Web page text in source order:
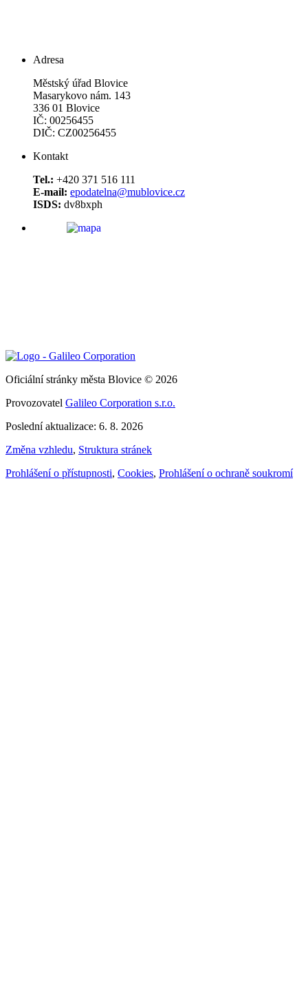
Adresa
Městský úřad Blovice
Masarykovo nám. 143
336 01 Blovice
IČ: 00256455
DIČ: CZ00256455
Kontakt
Tel.: +420 371 516 111
E-mail: epodatelna@mublovice.cz
ISDS: dv8bxph
Oficiální stránky města Blovice © 2026
Provozovatel Galileo Corporation s.r.o.
Poslední aktualizace: 6. 8. 2026
Změna vzhledu, Struktura stránek
Prohlášení o přístupnosti, Cookies, Prohlášení o ochraně soukromí